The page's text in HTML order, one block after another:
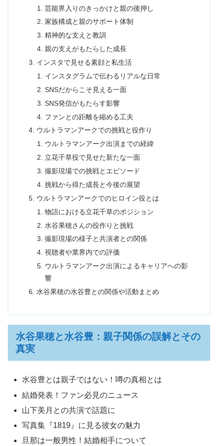
芸能界入りのきっかけと親の後押し
家族構成と親のサポート体制
精神的な支えと教訓
親の支えがもたらした成長
インスタで見せる素顔と私生活
インスタグラムで伝わるリアルな日常
SNSだからこそ見える一面
SNS発信がもたらす影響
ファンとの距離を縮める工夫
ウルトラマンアークでの挑戦と役作り
ウルトラマンアーク出演までの経緯
立花千草役で見せた新たな一面
撮影現場での挑戦とエピソード
挑戦から得た成長と今後の展望
ウルトラマンアークでのヒロイン役とは
物語における立花千草のポジション
水谷果穂さんの役作りと挑戦
撮影現場の様子と共演者との関係
視聴者や業界内での評価
ウルトラマンアーク出演によるキャリアへの影
響
水谷果穂の水谷豊との関係や活動まとめ
水谷果穂と水谷豊：親子関係の誤解とその
真実
水谷豊とは親子ではない！噂の真相とは
結婚発表！ファン必見のニュース
山下美月との共演で話題に
写真集『1819』に見る彼女の魅力
旦那は一般男性！結婚相手について